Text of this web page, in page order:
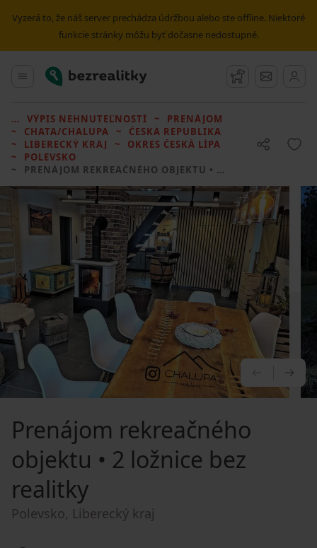
Vyzerá to, že náš server prechádza údržbou alebo ste offline. Niektoré
funkcie stránky môžu byť dočasne nedostupné.
Hlavné menu
Bezrealitky Strážny pes
Správy
VÝPIS NEHNUTEĽNOSTÍ
PRENÁJOM
CHATA/CHALUPA
ČESKÁ REPUBLIKA
LIBERECKÝ KRAJ
OKRES ČESKÁ LÍPA
POLEVSKO
PRENÁJOM REKREAČNÉHO OBJEKTU • 2 LOŽNICE BEZ REALITKY
Prenájom rekreačného
objektu • 2 ložnice bez
realitky
Polevsko, Liberecký kraj